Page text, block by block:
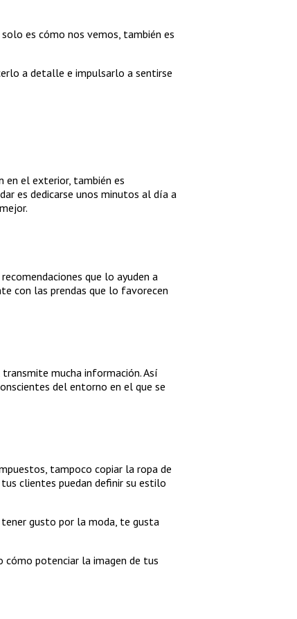
es cómo nos vemos, también es
a detalle e impulsarlo a sentirse
en el exterior, también es
es dedicarse unos minutos al día a
que lo ayuden a
con las prendas que lo favorecen
mucha información. Así
del entorno en el que se
tampoco copiar la ropa de
clientes puedan definir su estilo
tener gusto por la moda, te gusta
cómo potenciar la imagen de tus